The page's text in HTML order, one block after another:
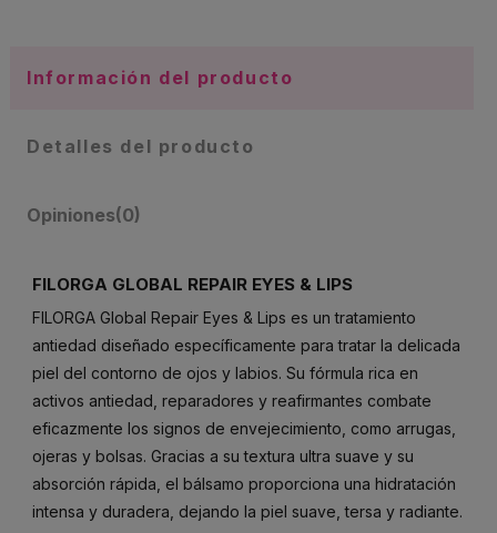
Información del producto
Detalles del producto
Opiniones(0)
FILORGA GLOBAL REPAIR EYES & LIPS
FILORGA Global Repair Eyes & Lips es un tratamiento
antiedad diseñado específicamente para tratar la delicada
piel del contorno de ojos y labios. Su fórmula rica en
activos antiedad, reparadores y reafirmantes combate
eficazmente los signos de envejecimiento, como arrugas,
ojeras y bolsas. Gracias a su textura ultra suave y su
absorción rápida, el bálsamo proporciona una hidratación
intensa y duradera, dejando la piel suave, tersa y radiante.